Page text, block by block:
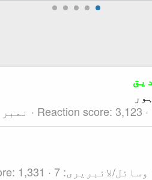
Reaction score 3,123
وسائل/لائبریری 7
1,331